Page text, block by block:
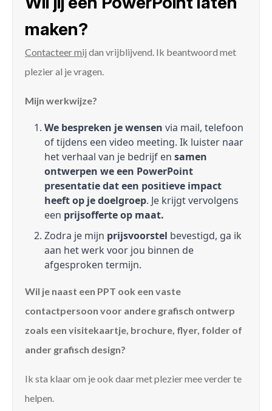
maken?
Contacteer mij dan vrijblijvend. Ik beantwoord met
plezier al je vragen.
Mijn werkwijze?
We bespreken je wensen via mail, telefoon
of tijdens een video meeting. Ik luister naar
het verhaal van je bedrijf en samen
ontwerpen we een PowerPoint
presentatie dat een positieve impact
heeft op je doelgroep. Je krijgt vervolgens
een prijsofferte op maat.
Zodra je mijn prijsvoorstel bevestigd, ga ik
aan het werk voor jou binnen de
afgesproken termijn.
Wil je naast een PPT ook een vaste
contactpersoon voor andere grafisch ontwerp
zoals een visitekaartje, brochure, flyer, folder of
ander grafisch design?
Ik sta klaar om je ook daar met plezier mee verder te
helpen.